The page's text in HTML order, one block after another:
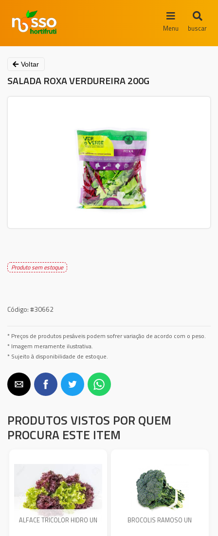
Menu buscar
Voltar
SALADA ROXA VERDUREIRA 200G
Produto sem estoque
Código:#30662
* Preços de produtos pesáveis podem sofrer variação de acordo com o peso.
* Imagem meramente ilustrativa.
* Sujeito à disponibilidade de estoque.
PRODUTOS VISTOS POR QUEM
PROCURA ESTE ITEM
ALFACE TRICOLOR HIDRO UN BROCOLIS RAMOSO UN